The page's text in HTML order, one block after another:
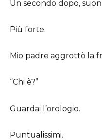
Un secondo dopo,
Più forte.
Mio padre aggrottò la
“Chi è?”
Guardai l’orologio.
Puntualissimi.